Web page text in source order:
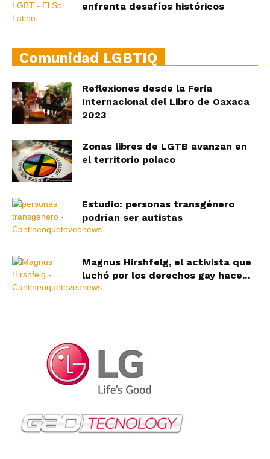
enfrenta desafíos históricos
Comunidad LGBTIQ
Reflexiones desde la Feria
Internacional del Libro de Oaxaca
2023
Zonas libres de LGTB avanzan en
el territorio polaco
Estudio: personas transgénero
podrían ser autistas
Magnus Hirshfelg, el activista que
luchó por los derechos gay hace...